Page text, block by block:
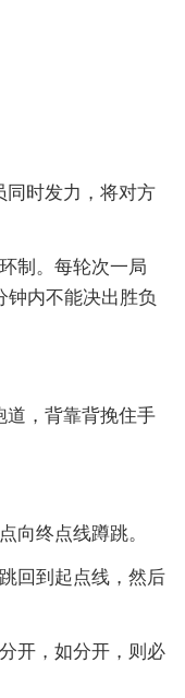
同时发力，将对方
制。每轮次一局
钟内不能决出胜负
道，背靠背挽住手
向终点线蹲跳。
回到起点线，然后
开，如分开，则必